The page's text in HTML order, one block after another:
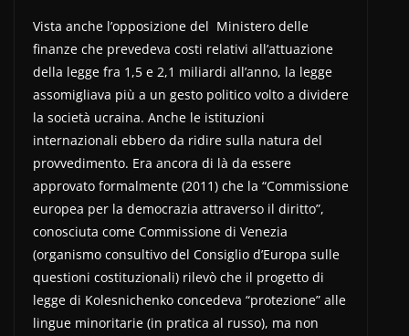
Vista anche l’opposizione del Ministero delle
finanze che prevedeva costi relativi all’attuazione
della legge fra 1,5 e 2,1 miliardi all’anno, la legge
assomigliava più a un gesto politico volto a dividere
la società ucraina. Anche le istituzioni
internazionali ebbero da ridire sulla natura del
provvedimento. Era ancora di là da essere
approvato formalmente (2011) che la “Commissione
europea per la democrazia attraverso il diritto”,
conosciuta come Commissione di Venezia
(organismo consultivo del Consiglio d’Europa sulle
questioni costituzionali) rilevò che il progetto di
legge di Kolesnichenko concedeva “protezione” alle
lingue minoritarie (in pratica al russo), ma non